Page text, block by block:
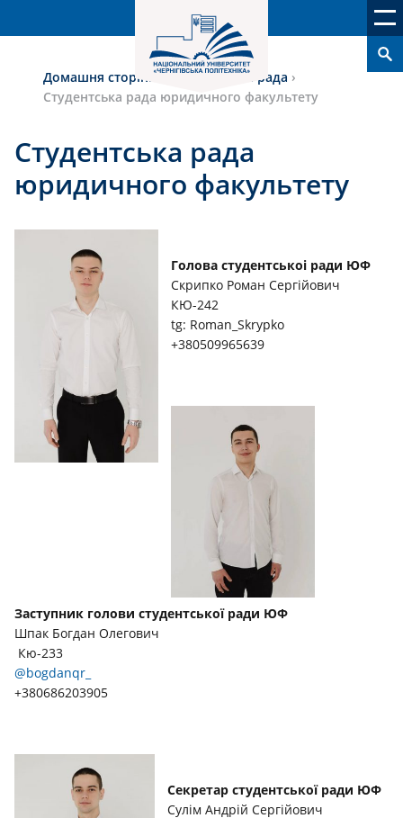
Домашня сторінка›Студентська рада ›
Студентська рада юридичного факультету
Студентська рада
юридичного факультету
Голова студентськоі ради ЮФ
Скрипко Роман Сергійович
КЮ-242
tg: Roman_Skrypko
+380509965639
Заступник голови студентської ради ЮФ
Шпак Богдан Олегович
Кю-233
@bogdanqr_
+380686203905
Секретар студентської ради ЮФ
Сулім Андрій Сергійович